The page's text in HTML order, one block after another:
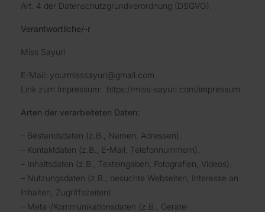
Art. 4 der Datenschutzgrundverordnung (DSGVO).
Verantwortliche/-r
Miss Sayuri
E-Mail: yourmisssayuri@gmail.com
Link zum Impressum: https://miss-sayuri.com/impressum
Arten der verarbeiteten Daten:
– Bestandsdaten (z.B., Namen, Adressen).
– Kontaktdaten (z.B., E-Mail, Telefonnummern).
– Inhaltsdaten (z.B., Texteingaben, Fotografien, Videos).
– Nutzungsdaten (z.B., besuchte Webseiten, Interesse an
Inhalten, Zugriffszeiten).
– Meta-/Kommunikationsdaten (z.B., Geräte-